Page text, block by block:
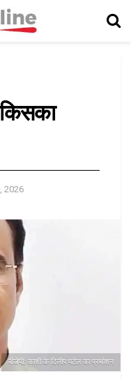
2026
बीजेपी: काशी के दिलीप पटेल का प्रमोशन